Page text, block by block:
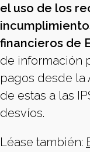
el uso de los
financieros de
de información
pagos desde la
de estas a las
desvíos.
Léase también: